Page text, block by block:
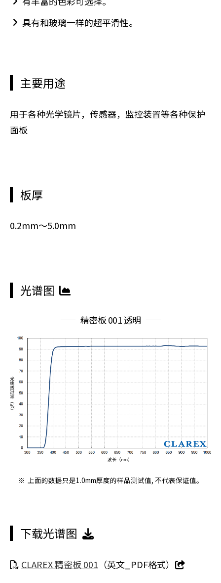
具有和玻璃一样的超平滑性。
主要用途
用于各种光学镜片，传感器，监控装置等各种保护
面板
板厚
0.2mm～5.0mm
光谱图
精密板 001 透明
※ 上面的数据只是1.0mm厚度的样品测试值, 不代表保证值。
下载光谱图
CLAREX 精密板 001 （英文_PDF格式）